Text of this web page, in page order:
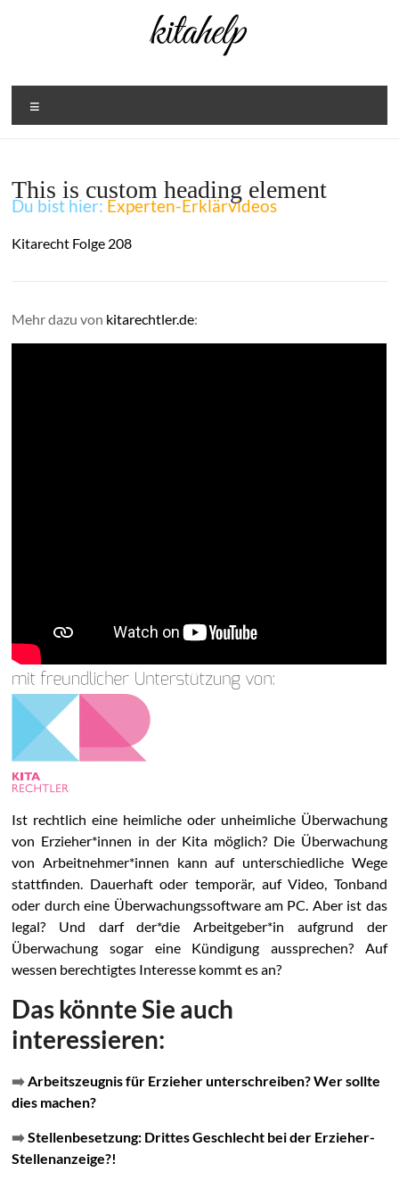
This is custom heading element
Du bist hier: Experten-Erklärvideos
Kitarecht Folge 208
Mehr dazu von kitarechtler.de:
Ist rechtlich eine heimliche oder unheimliche Überwachung
von Erzieher*innen in der Kita möglich? Die Überwachung
von Arbeitnehmer*innen kann auf unterschiedliche Wege
stattfinden. Dauerhaft oder temporär, auf Video, Tonband
oder durch eine Überwachungssoftware am PC. Aber ist das
legal? Und darf der*die Arbeitgeber*in aufgrund der
Überwachung sogar eine Kündigung aussprechen? Auf
wessen berechtigtes Interesse kommt es an?
Das könnte Sie auch
interessieren:
➡️Arbeitszeugnis für Erzieher unterschreiben? Wer sollte
dies machen?
➡️Stellenbesetzung: Drittes Geschlecht bei der Erzieher-
Stellenanzeige?!